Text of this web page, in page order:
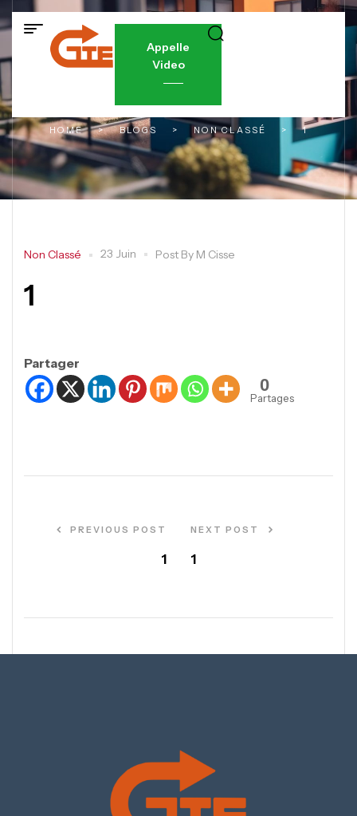
Appelle
Video
HOME > BLOGS > NON CLASSÉ > 1
Non Classé 23 Juin Post By M Cisse
1
Partager
0
Partages
PREVIOUS POST
1
NEXT POST
1